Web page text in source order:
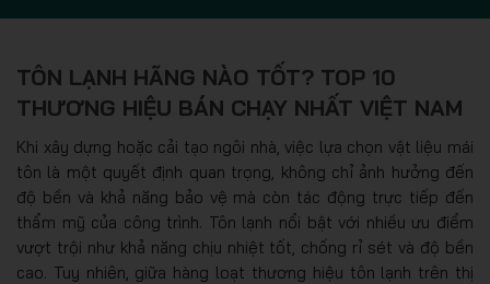
TÔN LẠNH HÃNG NÀO TỐT? TOP 10
THƯƠNG HIỆU BÁN CHẠY NHẤT VIỆT NAM
Khi xây dựng hoặc cải tạo ngôi nhà, việc lựa chọn vật liệu mái
tôn là một quyết định quan trọng, không chỉ ảnh hưởng đến
độ bền và khả năng bảo vệ mà còn tác động trực tiếp đến
thẩm mỹ của công trình. Tôn lạnh nổi bật với nhiều ưu điểm
vượt trội như khả năng chịu nhiệt tốt, chống rỉ sét và độ bền
cao. Tuy nhiên, giữa hàng loạt thương hiệu tôn lạnh trên thị